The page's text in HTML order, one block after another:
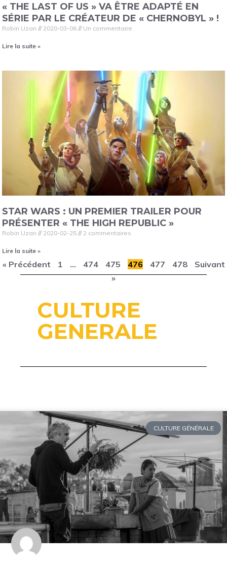
« THE LAST OF US » VA ÊTRE ADAPTÉ EN
SÉRIE PAR LE CRÉATEUR DE « CHERNOBYL » !
Robin Uzan 2020-03-06 Un commentaire
Lire la suite »
STAR WARS : UN PREMIER TRAILER POUR
PRÉSENTER « THE HIGH REPUBLIC »
Robin Uzan 2020-02-25 2 commentaires
Lire la suite »
« Précédent 1 … 474 475 476 477 478
Suivant
»
CULTURE
GENERALE
CULTURE GÉNÉRALE